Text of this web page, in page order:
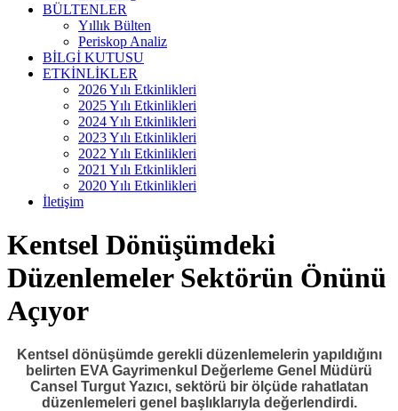
BÜLTENLER
Yıllık Bülten
Periskop Analiz
BİLGİ KUTUSU
ETKİNLİKLER
2026 Yılı Etkinlikleri
2025 Yılı Etkinlikleri
2024 Yılı Etkinlikleri
2023 Yılı Etkinlikleri
2022 Yılı Etkinlikleri
2021 Yılı Etkinlikleri
2020 Yılı Etkinlikleri
İletişim
Kentsel Dönüşümdeki
Düzenlemeler Sektörün Önünü
Açıyor
Kentsel dönüşümde gerekli düzenlemelerin yapıldığını
belirten EVA Gayrimenkul Değerleme Genel Müdürü
Cansel Turgut Yazıcı, sektörü bir ölçüde rahatlatan
düzenlemeleri genel başlıklarıyla değerlendirdi.